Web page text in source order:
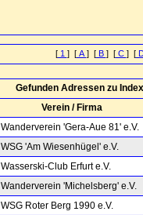
[1 ] [A ] [B ] [C ] [
Gefunden Adressen zu
Verein / Firma
Wanderverein 'Gera-Aue 81' e.V.
WSG 'Am Wiesenhügel' e.V.
Wasserski-Club Erfurt e.V.
Wanderverein 'Michelsberg' e.V.
WSG Roter Berg 1990 e.V.